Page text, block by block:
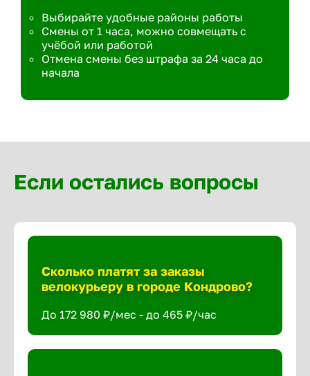
Выбирайте удобные районы работы
Смены от 1 часа, можно совмещать с
учёбой или работой
Отмена смены без штрафа за 24 часа до
начала
Если остались вопросы
Сколько платят за заказы
велокурьеру в городе Кондрово?
До 172 980 ₽/мес - до 465 ₽/час